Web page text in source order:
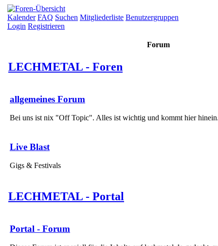
Kalender FAQ Suchen Mitgliederliste Benutzergruppen
Login Registrieren
Forum
LECHMETAL - Foren
allgemeines Forum
Bei uns ist nix "Off Topic". Alles ist wichtig und kommt hier
Live Blast
Gigs & Festivals
LECHMETAL - Portal
Portal - Forum